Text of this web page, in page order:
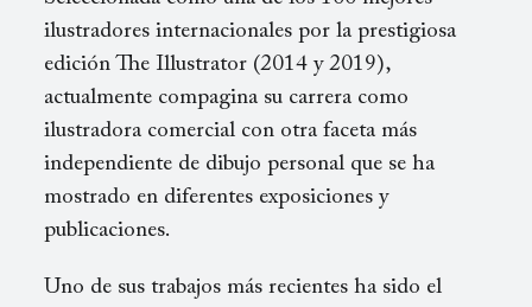
ilustradores internacionales por la prestigiosa
edición The Illustrator (2014 y 2019),
actualmente compagina su carrera como
ilustradora comercial con otra faceta más
independiente de dibujo personal que se ha
mostrado en diferentes exposiciones y
publicaciones.
Uno de sus trabajos más recientes ha sido el